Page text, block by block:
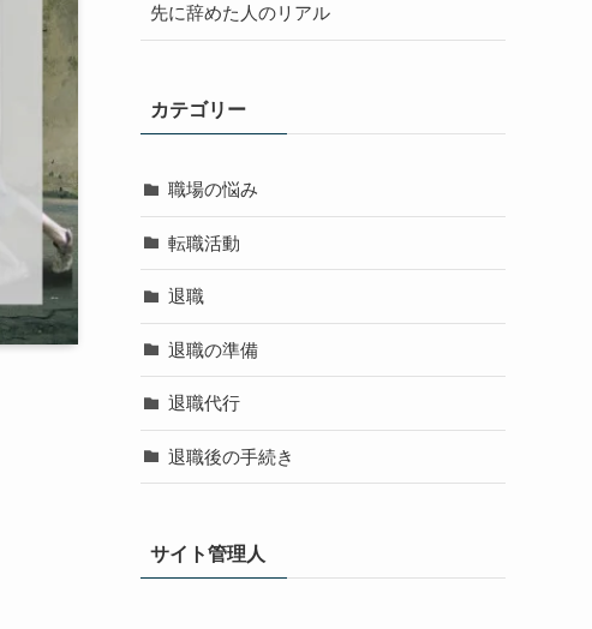
先に辞めた人のリアル
カテゴリー
職場の悩み
転職活動
退職
退職の準備
退職代行
退職後の手続き
サイト管理人